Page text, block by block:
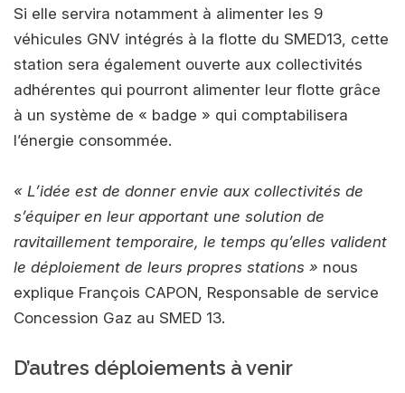
Si elle servira notamment à alimenter les 9
véhicules GNV intégrés à la flotte du SMED13, cette
station sera également ouverte aux collectivités
adhérentes qui pourront alimenter leur flotte grâce
à un système de « badge » qui comptabilisera
l’énergie consommée.
« L’idée est de donner envie aux collectivités de
s’équiper en leur apportant une solution de
ravitaillement temporaire, le temps qu’elles valident
le déploiement de leurs propres stations » nous
explique François CAPON, Responsable de service
Concession Gaz au SMED 13.
D’autres déploiements à venir